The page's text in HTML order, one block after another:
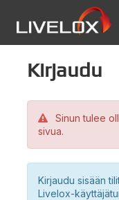
Kirjaudu
Sinun tulee
sivua.
Kirjaudu sisään
Livelox-